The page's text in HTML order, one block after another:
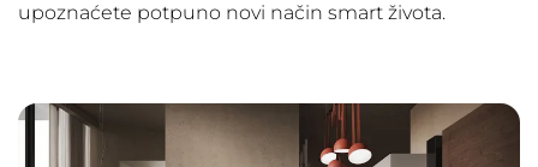
upoznaćete potpuno novi način smart života.